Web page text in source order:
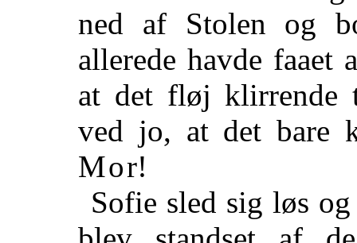
ned af Stolen og
allerede havde faaet
at det fløj
ved jo, at det bare
Mor!
Sofie sled sig løs